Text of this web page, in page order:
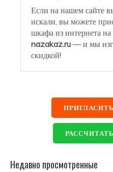
Если на нашем сайте
искали, вы можете
шкафа из интернета на
nazakaz.ru — и мы
скидкой!
Недавно просмотренные